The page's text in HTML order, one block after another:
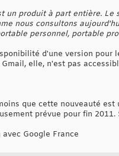
un produit à part entière.
nous consultons
personnel, portable
d'une version pour
elle, n'est pas
que cette nouveauté
prévue pour fin 2011.
avec Google France